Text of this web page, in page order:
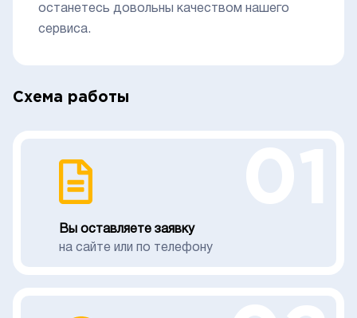
останетесь довольны качеством нашего
сервиса.
Схема работы
Вы оставляете заявку
на сайте или по телефону